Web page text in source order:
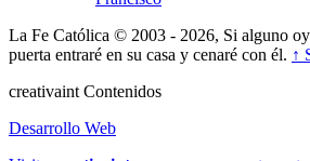
La Fe Católica © 2003 - 2026, Si alguno
puerta entraré en su casa y cenaré con él. ↑
creativaint Contenidos
Desarrollo Web